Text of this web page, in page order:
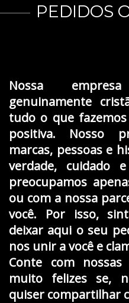
PEDIDOS
Nossa
genuinamente
tudo o que
positiva. Nosso
marcas, pessoas e
verdade, cuidado
preocupamos
ou com a nossa
você. Por isso,
deixar aqui o seu
nos unir a você e
Conte com nossas
muito felizes se,
quiser compartilhar